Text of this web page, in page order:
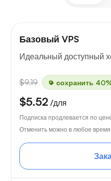
Базовый VPS
Идеальный доступный
$9.19 сохранить
$5.52 /для
Подписка продлевается по
Отменить можно в любое время.